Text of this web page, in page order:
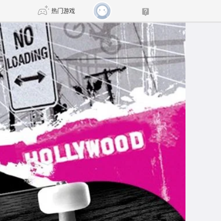
热门游戏
DNF 传奇4
剑网3旗舰版 新天龙八部
诛仙世界 新仙侠5